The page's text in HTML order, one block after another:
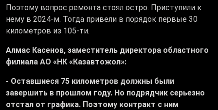
Поэтому вопрос ремонта стоял остро. Приступили к
нему в 2024-м. Тогда привели в порядок первые 30
километров из 105-ти.
Алмас Касенов, заместитель директора областного
филиала АО «НК «Казавтожол»:
- Оставшиеся 75 километров должны были
завершить в прошлом году. Но подрядчик серьезно
отстал от графика. Поэтому контракт с ним